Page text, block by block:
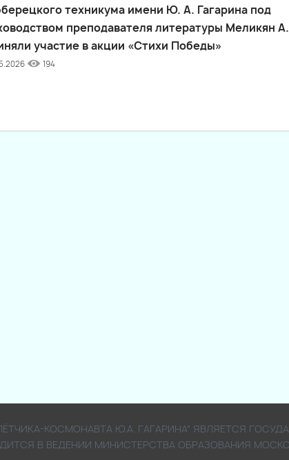
техникума имени Ю. А. Гагарина под
преподавателя литературы Меликян
участие в акции «Стихи Победы»
194
КОСМОНАВТА Ю.А. ГАГАРИНА" ЯВЛЯЕТСЯ
В ВЕДЕНИИ МИНИСТЕРСТВА ОБРАЗОВАНИЯ